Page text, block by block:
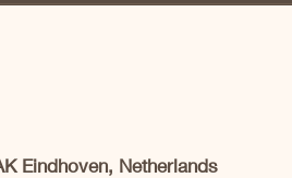
Eindhoven, Netherlands